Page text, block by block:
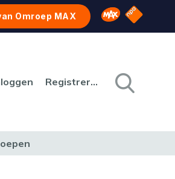
Omroep MAX Omroep MAX
NPO
Registreren